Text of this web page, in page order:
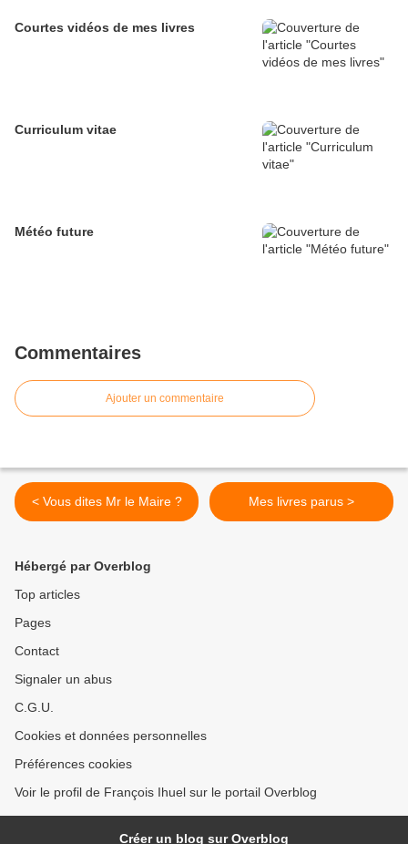
Courtes vidéos de mes livres
Curriculum vitae
Météo future
Commentaires
Ajouter un commentaire
< Vous dites Mr le Maire ? Mes livres parus >
Hébergé par Overblog
Top articles
Pages
Contact
Signaler un abus
C.G.U.
Cookies et données personnelles
Préférences cookies
Voir le profil de François Ihuel sur le portail Overblog
Créer un blog sur Overblog